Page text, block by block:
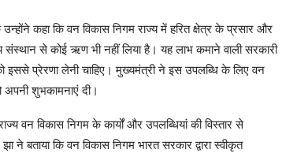
कहा कि वन विकास निगम राज्य में हरित क्षेत्र के प्रसार और
संस्थान से कोई ऋण भी नहीं लिया है। यह लाभ कमाने वाली सरकारी
प्रेरणा लेनी चाहिए। मुख्यमंत्री ने इस उपलब्धि के लिए वन
अपनी शुभकामनाएं दी।
वन विकास निगम के कार्यों और उपलब्धियां की विस्तार से
बताया कि वन विकास निगम भारत सरकार द्वारा स्वीकृत